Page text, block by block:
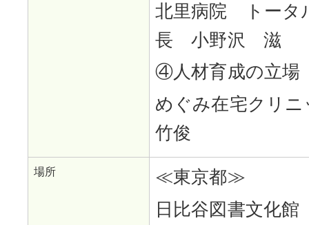
北里病院 トータ
長 小野沢 滋
④人材育成の立場
めぐみ在宅ク
竹俊
場所
≪東京都≫
日比谷図書文化館